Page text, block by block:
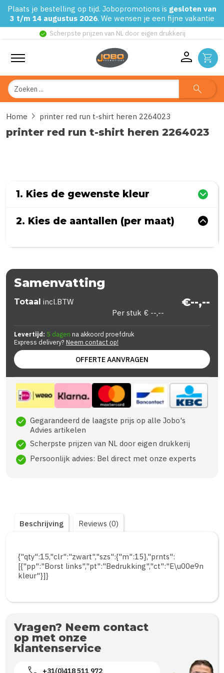
Plaats je bestelling op tijd. Jobopromotions is gesloten van
3 t/m 14 augustus 2026. We wensen je een fijne vakantie
check_circle Scherpste prijzen van NL door eigen drukkerij
person shopping_cart
Zoeken search
Home chevron_right printer red run t-shirt heren 2264023
printer red run t-shirt heren 2264023
1. Kies de gewenste kleur
2. Kies de aantallen (per maat)
Samenvatting
Totaal incl.BTW €--,--
Per stuk € --,--
Levertijd: 5 dagen na akkoord proefdruk
Express delivery? Neem contact op!
OFFERTE AANVRAGEN
check Gegarandeerd de laagste prijs op alle Jobo's
Advies artikelen
check Scherpste prijzen van NL door eigen drukkerij
check Persoonlijk advies: Bel direct met onze experts
Beschrijving Reviews (0)
{"qty":15,"clr":"zwart","szs":{"m":15},"prnts":
[{"pp":"Borst links","pt":"Bedrukking","ct":"E\u00e9n
kleur"}]}
Vragen? Neem contact
op met onze
klantenservice
+31(0)418 511 972